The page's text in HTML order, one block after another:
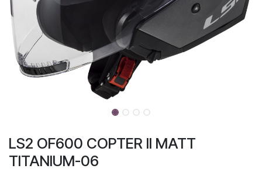
LS2 OF600 COPTER II MATT
TITANIUM-06